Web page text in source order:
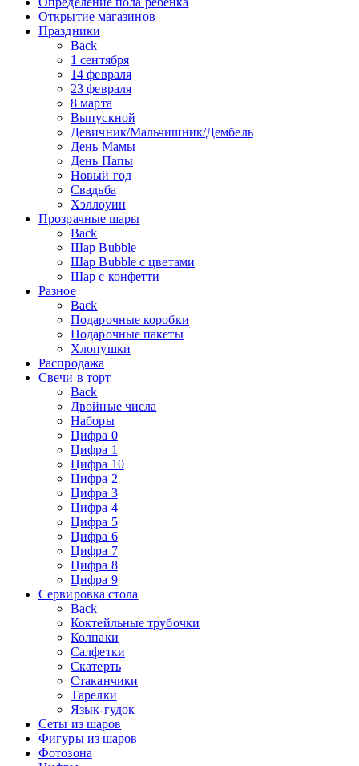
Открытие магазинов
Праздники
Back
1 сентября
14 февраля
23 февраля
8 марта
Выпускной
Девичник/Мальчишник/Дембель
День Мамы
День Папы
Новый год
Свадьба
Хэллоуин
Прозрачные шары
Back
Шар Bubble
Шар Bubble с цветами
Шар с конфетти
Разное
Back
Подарочные коробки
Подарочные пакеты
Хлопушки
Распродажа
Свечи в торт
Back
Двойные числа
Наборы
Цифра 0
Цифра 1
Цифра 10
Цифра 2
Цифра 3
Цифра 4
Цифра 5
Цифра 6
Цифра 7
Цифра 8
Цифра 9
Сервировка стола
Back
Коктейльные трубочки
Колпаки
Салфетки
Скатерть
Стаканчики
Тарелки
Язык-гудок
Сеты из шаров
Фигуры из шаров
Фотозона